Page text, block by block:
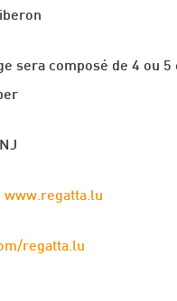
sera composé de 4 ou 5
www.regatta.lu
regatta.lu